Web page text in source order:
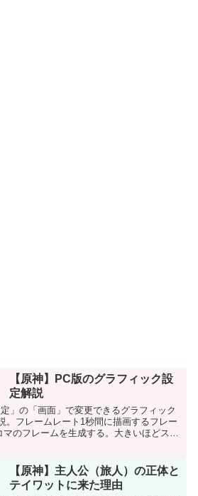
【原神】PC版のグラフィック設
定解説
」の「画面」で変更できるグラフィック
。フレームレート1秒間に描画するフレー
マのフレームを生成する。大きいほどスム
【原神】主人公（旅人）の正体と
テイワットに来た理由